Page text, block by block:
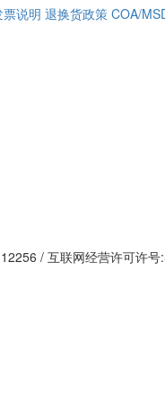
票说明 退换货政策 COA/
/ 互联网经营许可许号: